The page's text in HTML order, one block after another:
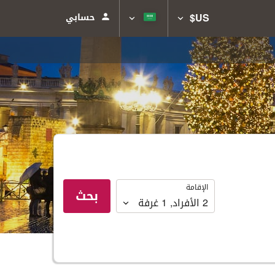
US$
حسابي
الإقامة
الإقامة
2 الأفراد,
1غرفة بحث